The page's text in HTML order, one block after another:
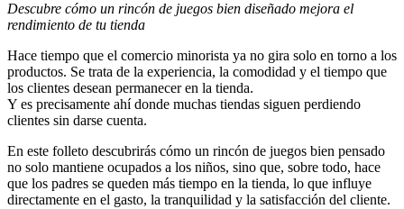
Descubre cómo un rincón de juegos bien diseñado mejora el
rendimiento de tu tienda
Hace tiempo que el comercio minorista ya no gira solo en torno a los
productos. Se trata de la experiencia, la comodidad y el tiempo que
los clientes desean permanecer en la tienda.
Y es precisamente ahí donde muchas tiendas siguen perdiendo
clientes sin darse cuenta.
En este folleto descubrirás cómo un rincón de juegos bien pensado
no solo mantiene ocupados a los niños, sino que, sobre todo, hace
que los padres se queden más tiempo en la tienda, lo que influye
directamente en el gasto, la tranquilidad y la satisfacción del cliente.